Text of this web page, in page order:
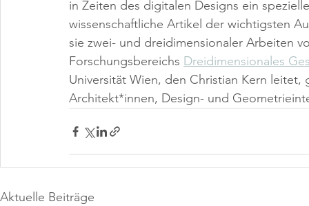
in Zeiten des digitalen Designs ein
wissenschaftliche Artikel der wichtigsten
sie zwei- und dreidimensionaler Arbeiten
Forschungsbereichs Dreidimensionales
Universität Wien, den Christian Kern
Architekt*innen, Design- und
Aktuelle Beiträge